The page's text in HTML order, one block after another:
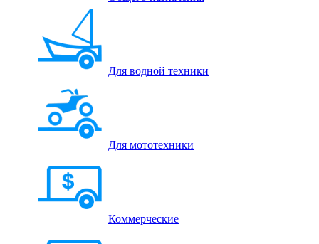
Для водной техники
Для мототехники
Коммерческие